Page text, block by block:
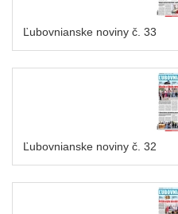
Ľubovnianske noviny č. 33
Ľubovnianske noviny č. 32